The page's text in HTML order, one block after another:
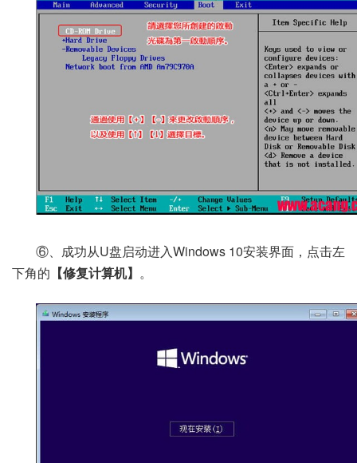
⑥、成功从U盘启动进入Windows 10安装界面，点击左
下角的 【修复计算机】 。